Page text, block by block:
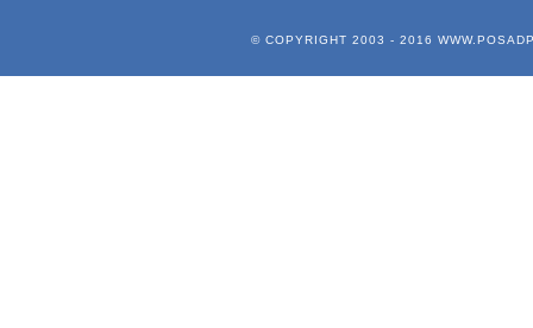
© COPYRIGHT 2003 - 2016